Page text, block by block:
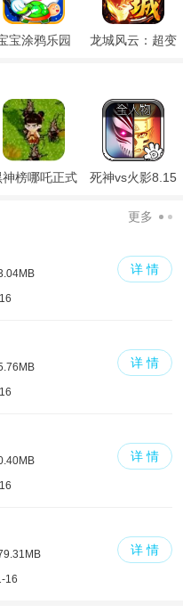
宝涂鸦乐园 龙城风云：超变
神榜哪吒正式
死神vs火影8.15
更多
详 情
详 情
详 情
16
详 情